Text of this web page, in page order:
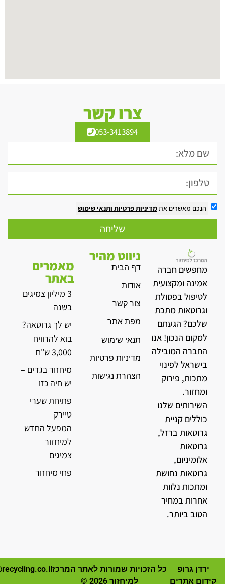
צרו קשר
053-3413894
הנכם מאשרים אתמדיניות פרטיות ותנאי שימוש
שליחה
מחפשים חברה
אמינה ומקצועית
לטיפול בפסולת
וגרוטאות מתכת
שלכם? הגעתם
למקום הנכון! אנו
החברה המובילה
בישראל לפינוי
מתכות, פירוק
ומחזור.
השירותים שלנו
כוללים קניית
גרוטאות ברזל,
גרוטאות
אלומיניום,
גרוטאות נחושת
ומתכות נלוות
אחרות במחיר
הטוב ביותר.
ניווט מהיר
דף הבית
אודות
צור קשר
מפת אתר
תנאי שימוש
מדיניות פרטיות
הצהרת נגישות
מאמרים
באתר
3 מיליון צמיגים
בשנה
יש לך גרוטאה?
בוא להרוויח
3,000 ש"ח
מיחזור בגדים –
יש חיה כזו
פתיחת שערי
טיירק –
המפעל החדש
למיחזור
צמיגים
פחי מיחזור
ירדן גרופ
קידום אתרים
כל הזכויות שמורות לאתר המרכז
למיחזור 2026 ©